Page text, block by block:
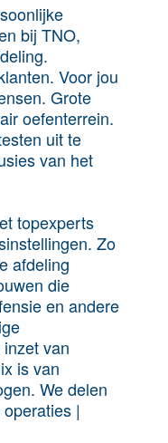
bij TNO,
Voor jou
Grote
oefenterrein.
uit te
van het
topexperts
Zo
afdeling
die
en andere
van
is van
We delen
|